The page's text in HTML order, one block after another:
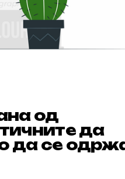
од
да
да се